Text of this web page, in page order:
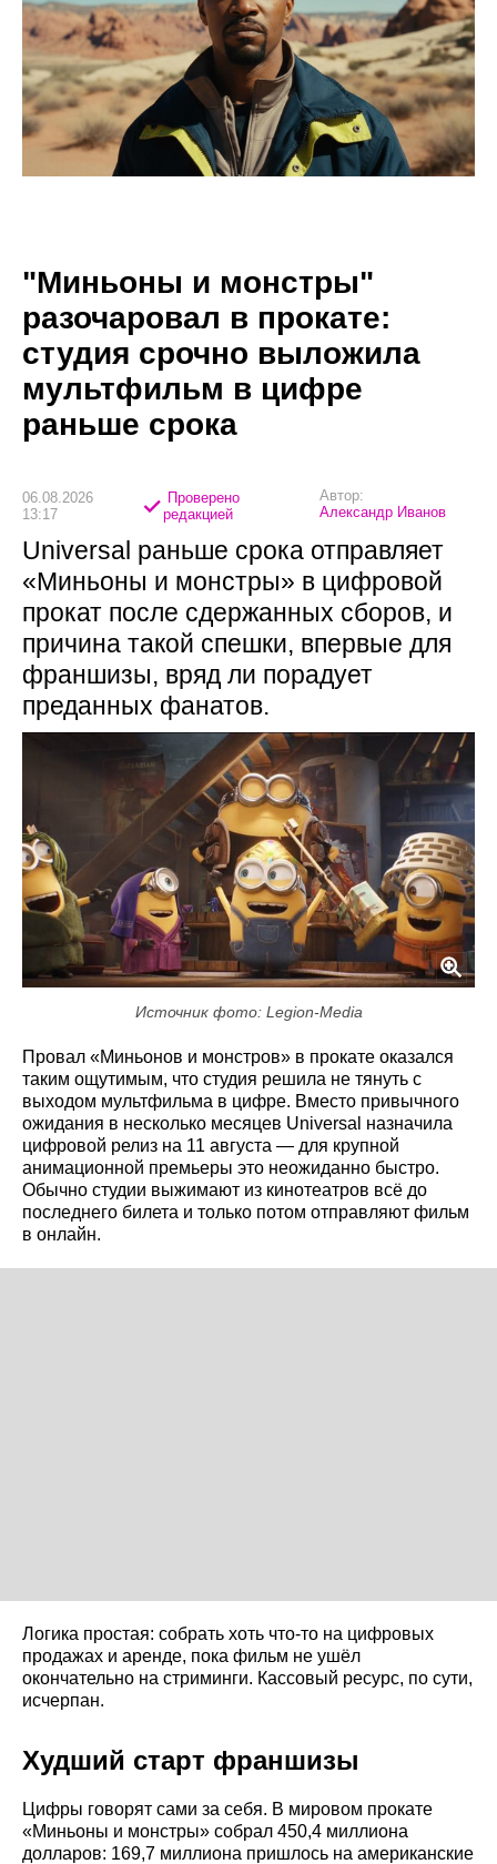
"Миньоны и монстры"
разочаровал в прокате:
студия срочно выложила
мультфильм в цифре
раньше срока
06.08.2026
13:17
Проверено
редакцией
Автор:
Александр Иванов
Universal раньше срока отправляет
«Миньоны и монстры» в цифровой
прокат после сдержанных сборов, и
причина такой спешки, впервые для
франшизы, вряд ли порадует
преданных фанатов.
Источник фото: Legion-Media
Провал «Миньонов и монстров» в прокате оказался
таким ощутимым, что студия решила не тянуть с
выходом мультфильма в цифре. Вместо привычного
ожидания в несколько месяцев Universal назначила
цифровой релиз на 11 августа — для крупной
анимационной премьеры это неожиданно быстро.
Обычно студии выжимают из кинотеатров всё до
последнего билета и только потом отправляют фильм
в онлайн.
Логика простая: собрать хоть что-то на цифровых
продажах и аренде, пока фильм не ушёл
окончательно на стриминги. Кассовый ресурс, по сути,
исчерпан.
Худший старт франшизы
Цифры говорят сами за себя. В мировом прокате
«Миньоны и монстры» собрал 450,4 миллиона
долларов: 169,7 миллиона пришлось на американские